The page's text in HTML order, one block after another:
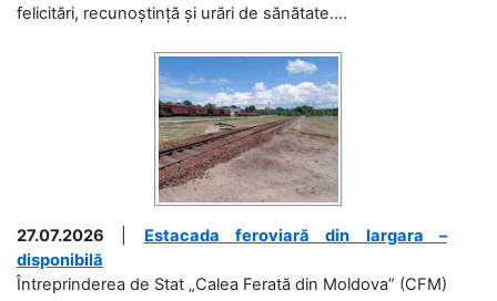
felicitări, recunoștință și urări de sănătate....
27.07.2026
Estacada feroviară din Iargara –
disponibilă
Întreprinderea de Stat „Calea Ferată din Moldova” (CFM)